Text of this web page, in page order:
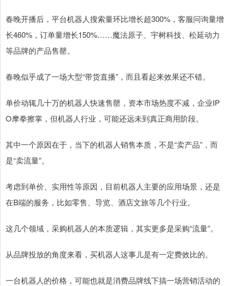
春晚开播后，平台机器人搜索量环比增长超300%，客服问询量增
长460%，订单量增长150%……魔法原子、宇树科技、松延动力
等品牌的产品售罄。
春晚似乎成了一场大型“带货直播”，而且看起来效果还不错。
单价动辄几十万的机器人快速售罄，资本市场热度不减，企业IP
O摩拳擦掌，但机器人行业，可能还远未到真正商用阶段。
其中一个原因在于，当下的机器人销售本质，不是“卖产品”，而
是“卖流量”。
考虑到单价、实用性等原因，目前机器人主要的应用场景，还是
在B端的服务，比如零售、导览、酒店文旅等几个行业。
这几个领域，采购机器人的本质逻辑，其实更多是采购“流量”。
从品牌投放的角度来看，买机器人这事儿是有一定费效比的。
一台机器人的价格，可能也就是消费品牌线下搞一场营销活动的